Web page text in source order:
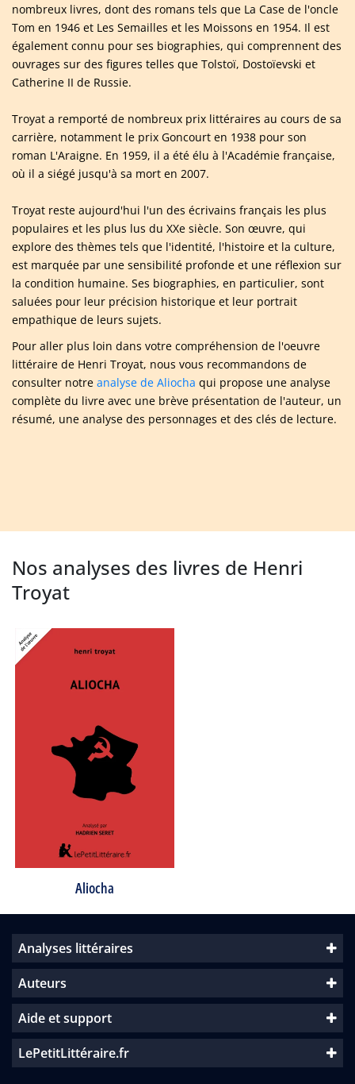
nombreux livres, dont des romans tels que La Case de l'oncle
Tom en 1946 et Les Semailles et les Moissons en 1954. Il est
également connu pour ses biographies, qui comprennent des
ouvrages sur des figures telles que Tolstoï, Dostoïevski et
Catherine II de Russie.
Troyat a remporté de nombreux prix littéraires au cours de sa
carrière, notamment le prix Goncourt en 1938 pour son
roman L'Araigne. En 1959, il a été élu à l'Académie française,
où il a siégé jusqu'à sa mort en 2007.
Troyat reste aujourd'hui l'un des écrivains français les plus
populaires et les plus lus du XXe siècle. Son œuvre, qui
explore des thèmes tels que l'identité, l'histoire et la culture,
est marquée par une sensibilité profonde et une réflexion sur
la condition humaine. Ses biographies, en particulier, sont
saluées pour leur précision historique et leur portrait
empathique de leurs sujets.
Pour aller plus loin dans votre compréhension de l'oeuvre
littéraire de Henri Troyat, nous vous recommandons de
consulter notre analyse de Aliocha qui propose une analyse
complète du livre avec une brève présentation de l'auteur, un
résumé, une analyse des personnages et des clés de lecture.
Nos analyses des livres de Henri
Troyat
Aliocha
Analyses littéraires
Auteurs
Aide et support
LePetitLittéraire.fr